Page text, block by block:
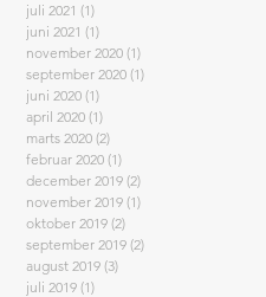
juli 2021 (1)
juni 2021 (1)
november 2020 (1)
september 2020 (1)
juni 2020 (1)
april 2020 (1)
marts 2020 (2)
februar 2020 (1)
december 2019 (2)
november 2019 (1)
oktober 2019 (2)
september 2019 (2)
august 2019 (3)
juli 2019 (1)